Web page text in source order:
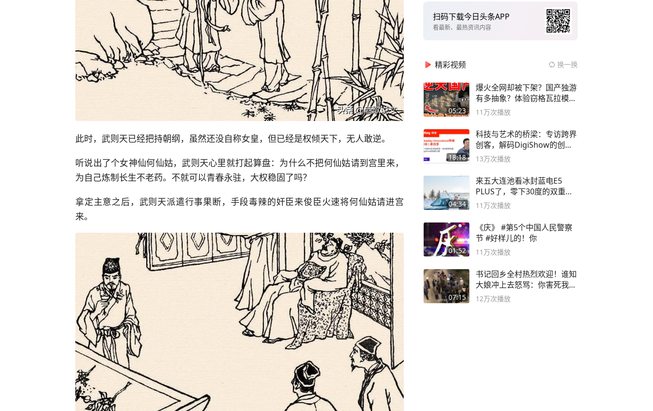
此时，武则天已经把持朝纲，虽然还没自称女皇，但已经是权倾天下，无人敢逆。
听说出了个女神仙何仙姑，武则天心里就打起算盘：为什么不把何仙姑请到宫里来，
为自己炼制长生不老药。不就可以青春永驻，大权稳固了吗？
拿定主意之后，武则天派遣行事果断，手段毒辣的奸臣来俊臣火速将何仙姑请进宫
来。
扫码下载今日头条APP
看最新、最热资讯内容
精彩视频 换一换
05:23
爆火全网却被下架？国产独游
有多抽象？体验窃格瓦拉模拟
器！
11万次播放
18:18
科技与艺术的桥梁：专访跨界
创客，解码DigiShow的创新
之路
13万次播放
04:34
来五大连池看冰封蓝电E5
PLUS了，零下30度的双重冰
封40小时全录
11万次播放
01:52
《庆》 #第5个中国人民警察
节 #好样儿的！你
11万次播放
07:15
书记回乡全村热烈欢迎！谁知
大娘冲上去怒骂：你害死我儿
子
12万次播放